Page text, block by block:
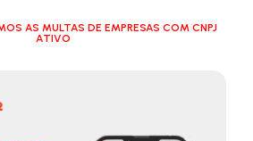
AS MULTAS DE EMPRESAS COM CNPJ
ATIVO